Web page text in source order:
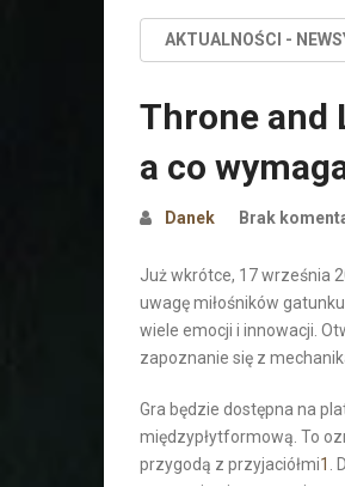
AKTUALNOŚCI -
Throne and
a co
Danek Brak
Już wkrótce, 17 września
uwagę miłośników
wiele emocji i innowacji.
zapoznanie się z
Gra będzie dostępna na
międzypłytformową. To
przygodą z przyjaciółmi1 .